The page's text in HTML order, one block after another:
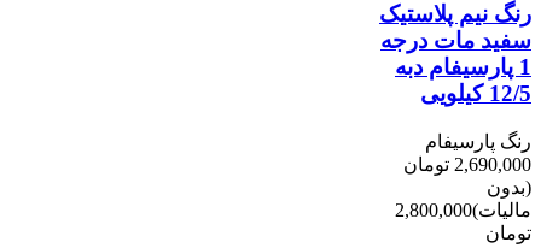
رنگ نیم پلاستیک
سفید مات درجه
1 پارسیفام دبه
12/5 کیلویی
رنگ پارسیفام
2,690,000 تومان
(بدون
مالیات)2,800,000
تومان